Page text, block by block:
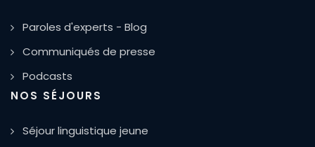
Paroles d'experts - Blog
Communiqués de presse
Podcasts
NOS SÉJOURS
Séjour linguistique jeune